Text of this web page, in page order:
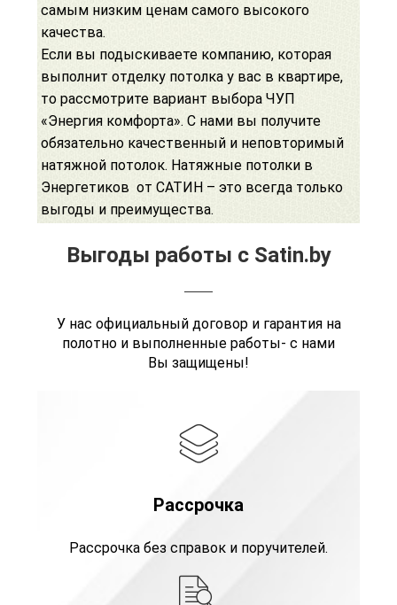
самым низким ценам самого высокого
качества.
Если вы подыскиваете компанию, которая
выполнит отделку потолка у вас в квартире,
то рассмотрите вариант выбора ЧУП
«Энергия комфорта». С нами вы получите
обязательно качественный и неповторимый
натяжной потолок. Натяжные потолки в
Энергетиков от САТИН – это всегда только
выгоды и преимущества.
Выгоды работы с Satin.by
У нас официальный договор и гарантия на
полотно и выполненные работы- с нами
Вы защищены!
Рассрочка
Рассрочка без справок и поручителей.